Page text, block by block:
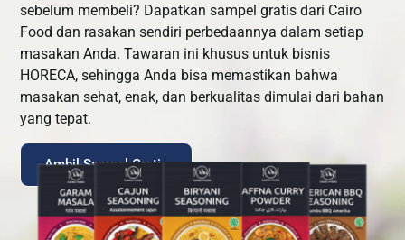
sebelum membeli? Dapatkan sampel gratis dari Cairo
Food dan rasakan sendiri perbedaannya dalam setiap
masakan Anda. Tawaran ini khusus untuk bisnis
HORECA, sehingga Anda bisa memastikan bahwa
masakan sehat, enak, dan berkualitas dimulai dari bahan
yang tepat.
Ambil Sampel Gratis